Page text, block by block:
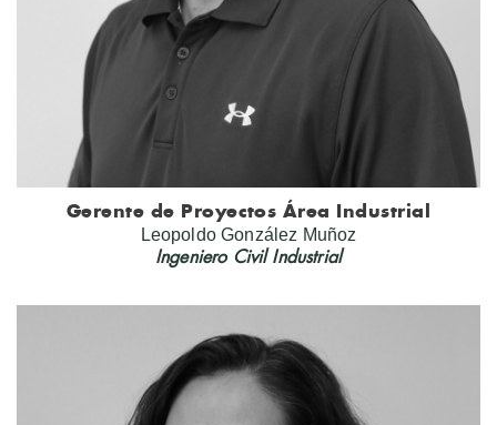
Gerente de Proyectos Área Industrial
Leopoldo González Muñoz
Ingeniero Civil Industrial